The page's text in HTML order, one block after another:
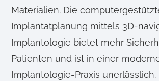
Materialien. Die
Implantatplanung mittels 3D-
Implantologie bietet mehr
Patienten und ist in einer
Implantologie-Praxis unerlässlich.